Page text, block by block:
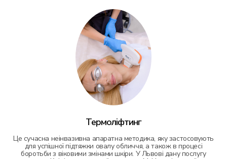
Термоліфтинг
Це сучасна неінвазивна апаратна методика, яку застосовують
для успішної підтяжки овалу обличчя, а також в процесі
боротьби з віковими змінами шкіри. У Львові дану послугу